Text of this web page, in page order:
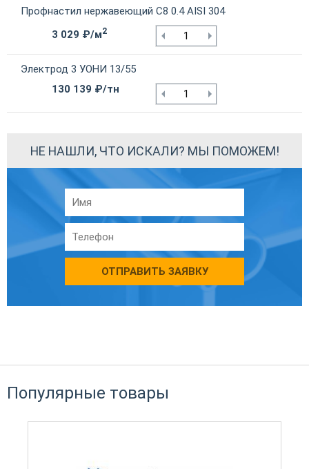
Профнастил нержавеющий С8 0.4 AISI 304
3 029 ₽/м2
Электрод 3 УОНИ 13/55
130 139 ₽/тн
НЕ НАШЛИ, ЧТО ИСКАЛИ? МЫ ПОМОЖЕМ!
ОТПРАВИТЬ ЗАЯВКУ
Популярные товары